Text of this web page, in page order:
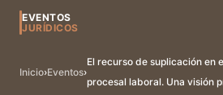
EVENTOS
JURÍDICOS
Inicio›Eventos›
El recurso de suplicación en
procesal laboral. Una visión